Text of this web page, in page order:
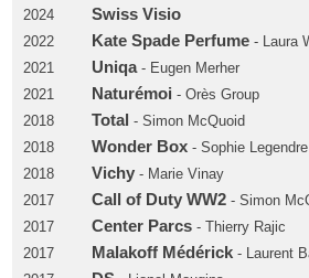
2024
Swiss Visio
2022 Kate Spade Perfume- Laura
2021
Uniqa- Eugen Merher
2021
Naturémoi - Orès Group
2018
Total - Simon McQuoid
2018
Wonder Box- Sophie Legendre
2018
Vichy- Marie Vinay
2017
Call of Duty WW2- Simon
2017
Center Parcs- Thierry Rajic
2017
Malakoff Médérick- Laurent